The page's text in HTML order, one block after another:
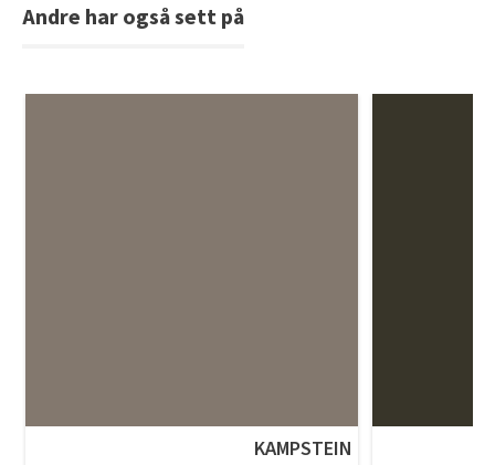
Andre har også sett på
KAMPSTEIN